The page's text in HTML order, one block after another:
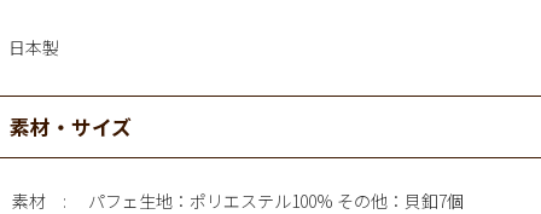
日本製
素材・サイズ
素材
パフェ生地：ポリエステル100% その他：貝釦7個